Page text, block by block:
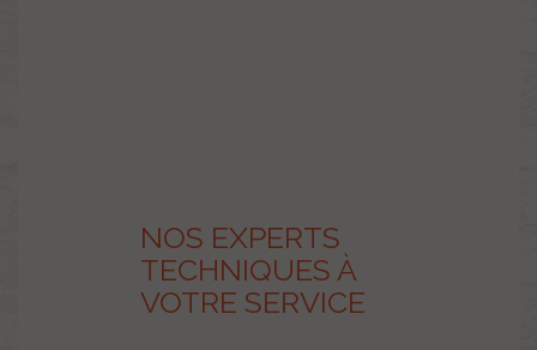
NOS EXPERTS
TECHNIQUES À
VOTRE SERVICE